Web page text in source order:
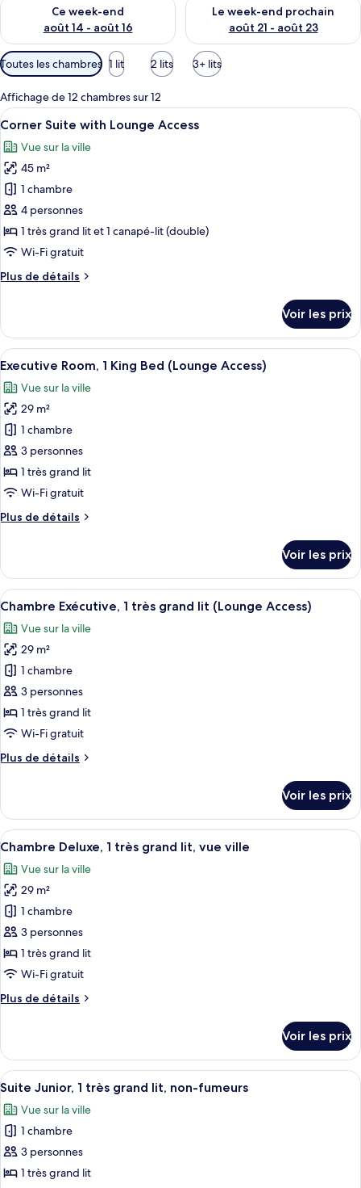
Ce week-end
août 14 - août 16
Le week-end prochain
août 21 - août 23
Filtres
disponibles
pour
les
chambres
Toutes les chambres 1 lit 2 lits 3+ lits
Affichage de 12 chambres sur 12
Afficher
toutes
les
photos
pour
ce
type
de
chambre :
Corner
Lounge
Access
Une chambre d’hôtel avec un
20
Corner Suite with Lounge Access
Vue sur la ville
45 m²
1 chambre
4 personnes
1 très grand lit et 1 canapé-lit (double)
Wi-Fi gratuit
Plus de détails
Plus
le
type
de
Corner
Suite
with
Lounge
Access
Voir les prix
Afficher
toutes
les
photos
pour
ce
type
de
chambre :
Executive
King
Bed
(Lounge
Access)
Une chambre d’hôtel avec un
20
Executive Room, 1 King Bed (Lounge Access)
Vue sur la ville
29 m²
1 chambre
3 personnes
1 très grand lit
Wi-Fi gratuit
Plus de détails
Plus
le
type
de
Executive
Room,
King
Bed
(Lounge
Access)
Voir les prix
Afficher
toutes
les
photos
pour
ce
type
de
chambre :
Chambre
très
grand
lit
(Lounge
Access)
Une chambre d’hôtel moderne
14
Chambre Exécutive, 1 très grand lit (Lounge Access)
Vue sur la ville
29 m²
1 chambre
3 personnes
1 très grand lit
Wi-Fi gratuit
Plus de détails
Plus
le
type
de
Chambre
Exécutive,
très
grand
lit
(Lounge
Access)
Voir les prix
Afficher
toutes
les
photos
pour
ce
type
de
chambre :
Chambre
très
grand
lit,
vue
ville
Une chambre d’hôtel dotée d’un
6
Chambre Deluxe, 1 très grand lit, vue ville
Vue sur la ville
29 m²
1 chambre
3 personnes
1 très grand lit
Wi-Fi gratuit
Plus de détails
Plus
le
type
de
Chambre
Deluxe,
très
grand
Voir les prix
Afficher
toutes
les
photos
pour
ce
Une chambre d’hôtel avec un
11
Suite Junior, 1 très grand lit, non-fumeurs
Vue sur la ville
1 chambre
3 personnes
1 très grand lit